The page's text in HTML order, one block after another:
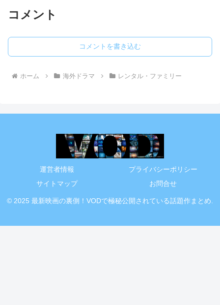
コメント
コメントを書き込む
ホーム 海外ドラマ レンタル・ファミリー
運営者情報
プライバシーポリシー
サイトマップ
お問合せ
© 2025 最新映画の裏側！VODで極秘公開されている話題作まとめ.